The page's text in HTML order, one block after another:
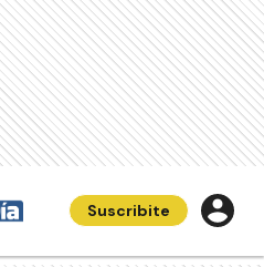
Suscribite